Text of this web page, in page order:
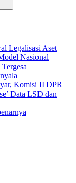
Legalisasi Aset
Nasional
Komisi II DPR
Data LSD dan